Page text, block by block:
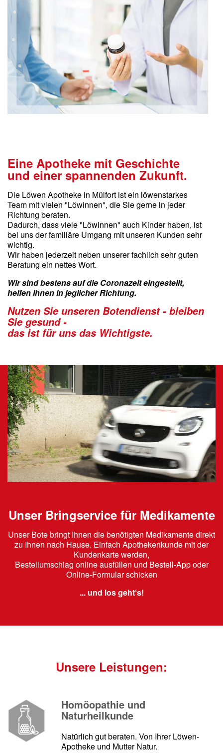
Eine Apotheke mit Geschichte
und einer spannenden Zukunft.
Die Löwen Apotheke in Mülfort ist ein löwenstarkes
Team mit vielen "Löwinnen", die Sie gerne in jeder
Richtung beraten.
Dadurch, dass viele "Löwinnen" auch Kinder haben, ist
bei uns der familiäre Umgang mit unseren Kunden sehr
wichtig.
Wir haben jederzeit neben unserer fachlich sehr guten
Beratung ein nettes Wort.
Wir sind bestens auf die Coronazeit eingestellt,
helfen Ihnen in jeglicher Richtung.
Nutzen Sie unseren Botendienst - bleiben
Sie gesund -
das ist für uns das Wichtigste.
Unser Bringservice für Medikamente
Unser Bote bringt Ihnen die benötigten Medikamente direkt
zu Ihnen nach Hause. Einfach Apothekenkunde mit der
Kundenkarte werden,
Bestellumschlag online ausfüllen und Bestell-App oder
Online-Formular schicken
... und los geht‘s!
Unsere Leistungen:
Homöopathie und
Naturheilkunde
Natürlich gut beraten. Von Ihrer Löwen-
Apotheke und Mutter Natur.